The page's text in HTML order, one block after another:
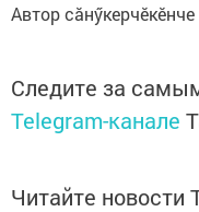
Автор
Следите за
Telegram-канале
Читайте новости